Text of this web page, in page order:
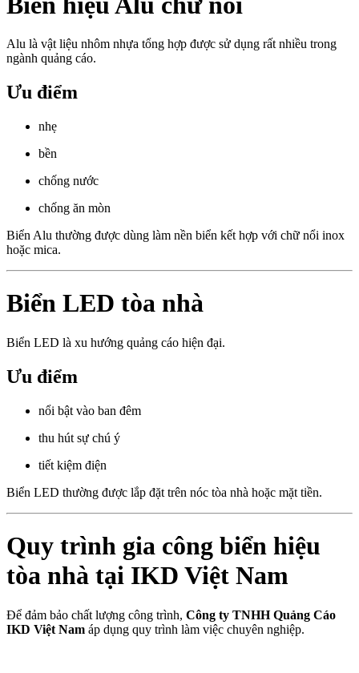
Alu là vật liệu nhôm nhựa tổng hợp được sử dụng rất nhiều trong
ngành quảng cáo.
Ưu điểm
nhẹ
bền
chống nước
chống ăn mòn
Biển Alu thường được dùng làm nền biển kết hợp với chữ nổi inox
hoặc mica.
Biển LED tòa nhà
Biển LED là xu hướng quảng cáo hiện đại.
Ưu điểm
nổi bật vào ban đêm
thu hút sự chú ý
tiết kiệm điện
Biển LED thường được lắp đặt trên nóc tòa nhà hoặc mặt tiền.
Quy trình gia công biển hiệu
tòa nhà tại IKD Việt Nam
Để đảm bảo chất lượng công trình, Công ty TNHH Quảng Cáo
IKD Việt Nam áp dụng quy trình làm việc chuyên nghiệp.